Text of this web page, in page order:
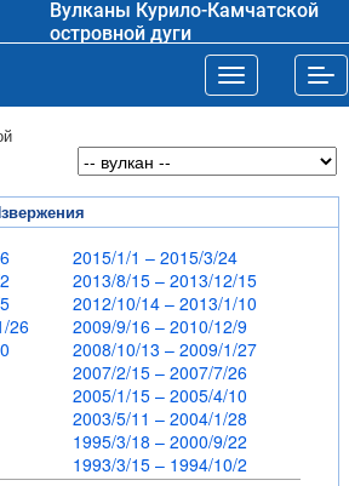
Вулканы Курило-Камчатской
островной дуги
Toggle
26
2015/1/1 – 2015/3/24
2013/8/15 – 2013/12/15
2012/10/14 – 2013/1/10
2009/9/16 – 2010/12/9
2008/10/13 – 2009/1/27
2007/2/15 – 2007/7/26
2005/1/15 – 2005/4/10
2003/5/11 – 2004/1/28
1995/3/18 – 2000/9/22
1993/3/15 – 1994/10/2